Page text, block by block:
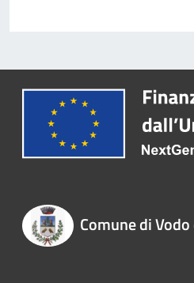
Comune di